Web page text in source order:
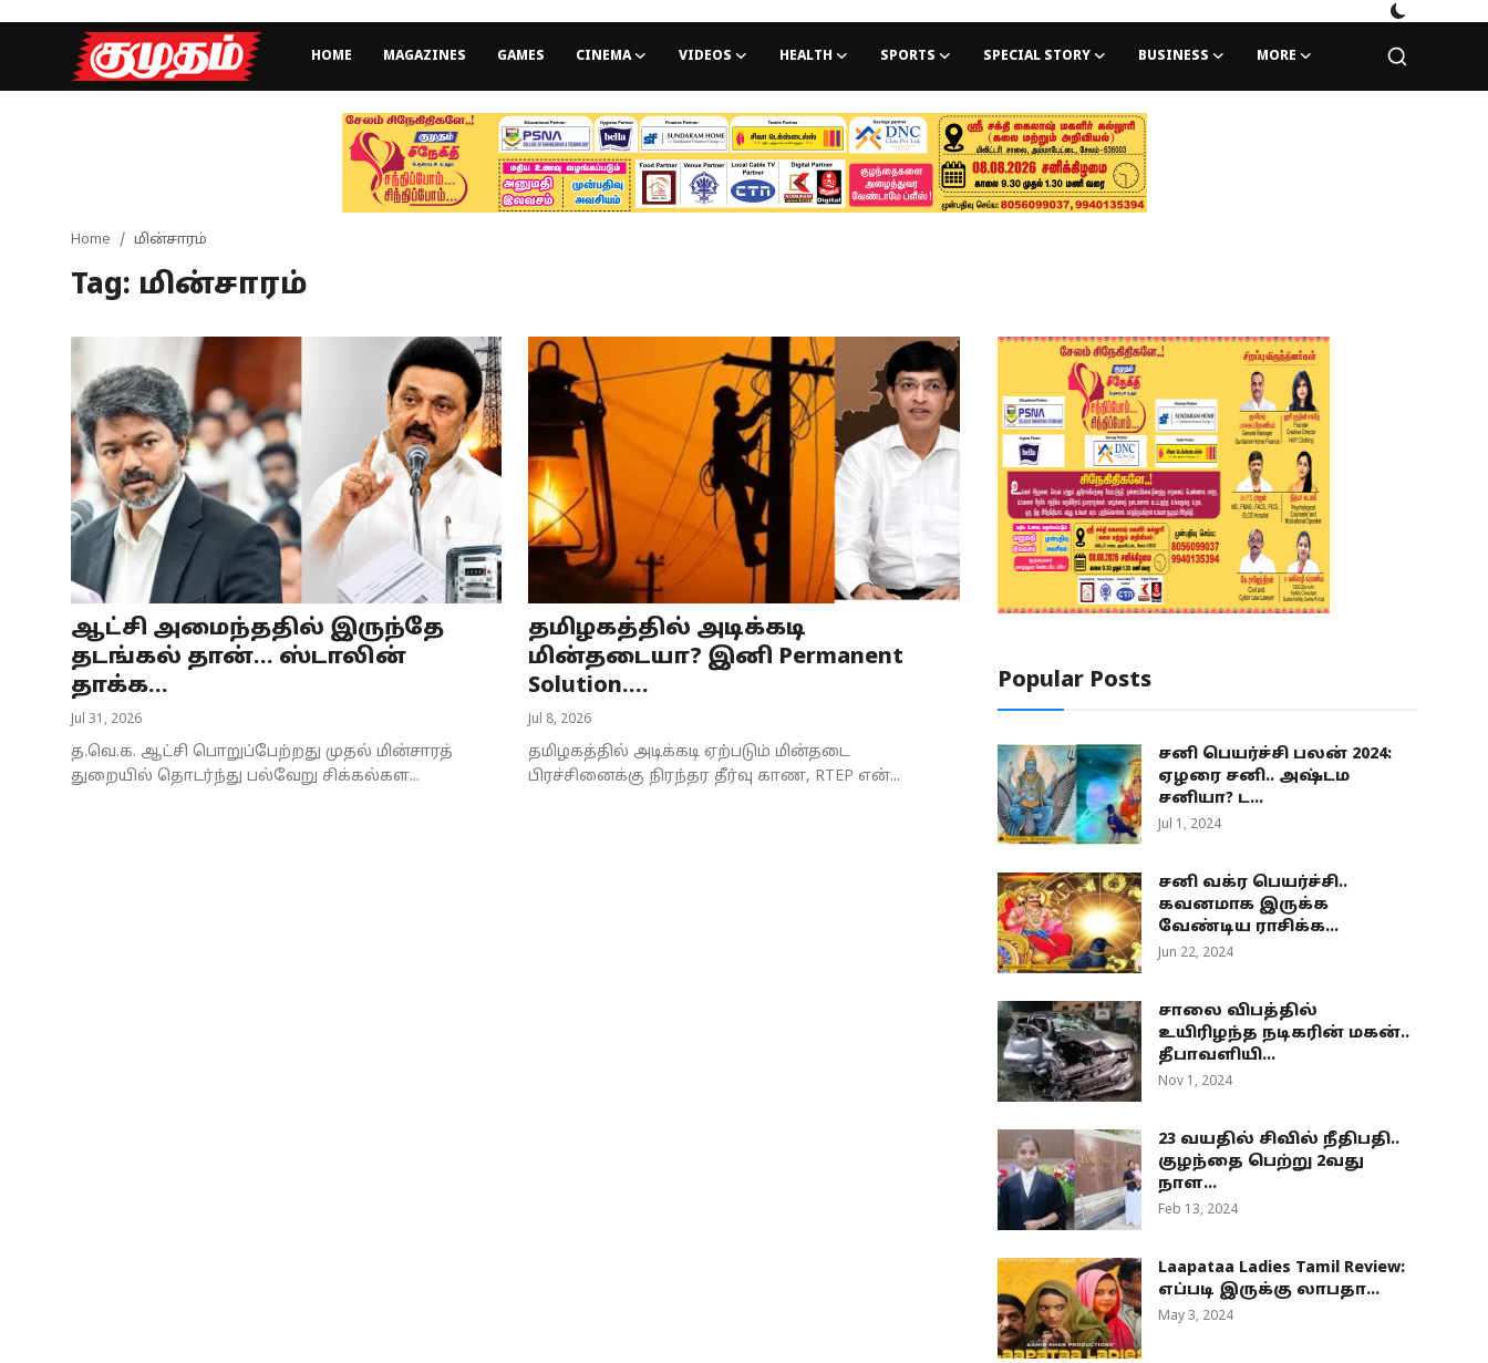
HOME MAGAZINES GAMES CINEMA VIDEOS HEALTH SPORTS SPECIAL STORY BUSINESS MORE
Games
Videos
Special Story
Business
Tamilnadu
National
Astrology
Home மின்சாரம்
Tag: மின்சாரம்
ஆட்சி அமைந்ததில் இருந்தே
தடங்கல் தான்... ஸ்டாலின்
தாக்க...
Jul 31, 2026
த.வெ.க. ஆட்சி பொறுப்பேற்றது முதல் மின்சாரத்
துறையில் தொடர்ந்து பல்வேறு சிக்கல்கள...
தமிழகத்தில் அடிக்கடி
மின்தடையா? இனி Permanent
Solution....
Jul 8, 2026
தமிழகத்தில் அடிக்கடி ஏற்படும் மின்தடை
பிரச்சினைக்கு நிரந்தர தீர்வு காண, RTEP என்...
Popular Posts
சனி பெயர்ச்சி பலன் 2024:
ஏழரை சனி.. அஷ்டம
சனியா? ட...
Jul 1, 2024
சனி வக்ர பெயர்ச்சி..
கவனமாக இருக்க
வேண்டிய ராசிக்க...
Jun 22, 2024
சாலை விபத்தில்
உயிரிழந்த நடிகரின் மகன்..
தீபாவளியி...
Nov 1, 2024
23 வயதில் சிவில் நீதிபதி..
குழந்தை பெற்று 2வது
நாள...
Feb 13, 2024
Laapataa Ladies Tamil Review:
எப்படி இருக்கு லாபதா...
May 3, 2024